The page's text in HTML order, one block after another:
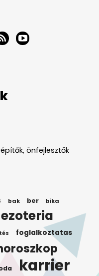
önfejlesztők
bak ber bika
ezoteria
foglalkoztatas
karrier